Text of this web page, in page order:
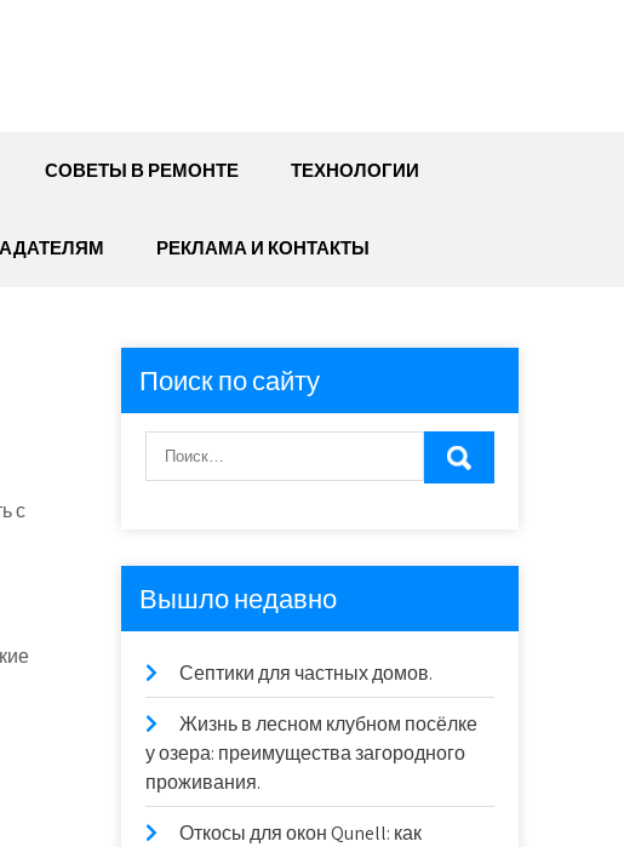
СОВЕТЫ В РЕМОНТЕ ТЕХНОЛОГИИ
РЕКЛАМА И КОНТАКТЫ
с
Поиск по сайту
Вышло недавно
Септики для частных домов.
Жизнь в лесном клубном посёлке
у озера: преимущества загородного
проживания.
Откосы для окон Qunell: как